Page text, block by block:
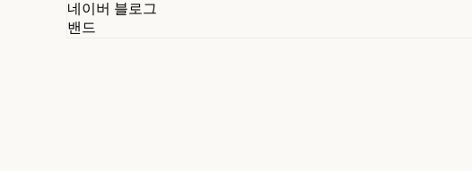
네이버 블로그
밴드